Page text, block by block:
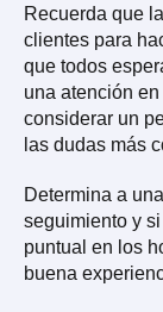
Recuerda que
clientes para
que todos
una atención
considerar un
las dudas más
Determina a
seguimiento y
puntual en los
buena